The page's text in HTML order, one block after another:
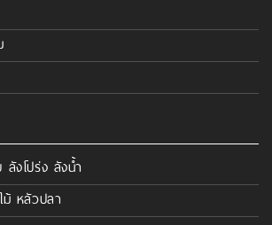
งโปร่ง ลังน้ำ
ม้ หลัวปลา